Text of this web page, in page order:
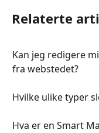
Relaterte
Kan jeg redigere
fra webstedet?
Hvilke ulike typer
Hva er en Smart